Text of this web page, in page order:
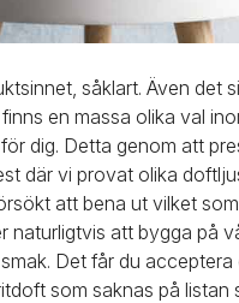
såklart. Även det
en massa olika val
dig. Detta genom att
där vi provat olika
att bena ut vilket
naturligtvis att bygga på
Det får du
som saknas på listan